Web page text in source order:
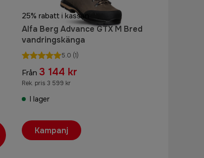
25% rabatt i kassan
Alfa Berg Advance GTX M Bred
vandringskänga
5.0 (1)
Från 3 144 kr
Rek. pris 3 599 kr
I lager
Kampanj